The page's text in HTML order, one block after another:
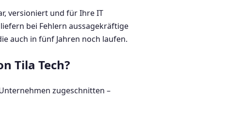
versioniert und für Ihre IT
bei Fehlern aussagekräftige
auch in fünf Jahren noch laufen.
Tila Tech?
zugeschnitten –